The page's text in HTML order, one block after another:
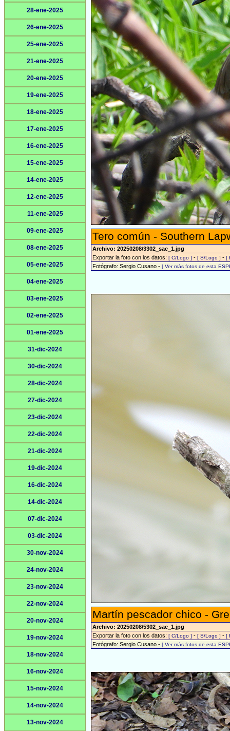
28-ene-2025
26-ene-2025
25-ene-2025
21-ene-2025
20-ene-2025
19-ene-2025
18-ene-2025
17-ene-2025
16-ene-2025
15-ene-2025
14-ene-2025
12-ene-2025
11-ene-2025
09-ene-2025
08-ene-2025
05-ene-2025
04-ene-2025
03-ene-2025
02-ene-2025
01-ene-2025
31-dic-2024
30-dic-2024
28-dic-2024
27-dic-2024
23-dic-2024
22-dic-2024
21-dic-2024
19-dic-2024
16-dic-2024
14-dic-2024
07-dic-2024
03-dic-2024
30-nov-2024
24-nov-2024
23-nov-2024
22-nov-2024
20-nov-2024
19-nov-2024
18-nov-2024
16-nov-2024
15-nov-2024
14-nov-2024
13-nov-2024
Tero común - Southern
Archivo: 20250208/3302_sac_1.jpg
Exportar la foto con los datos: [ C/Logo ] - [ S/Logo ] - [
Fotógrafo: Sergio Cusano - [ Ver más fotos de esta
Martín pescador chico -
Archivo: 20250208/5302_sac_1.jpg
Exportar la foto con los datos: [ C/Logo ] - [ S/Logo ] - [
Fotógrafo: Sergio Cusano - [ Ver más fotos de esta